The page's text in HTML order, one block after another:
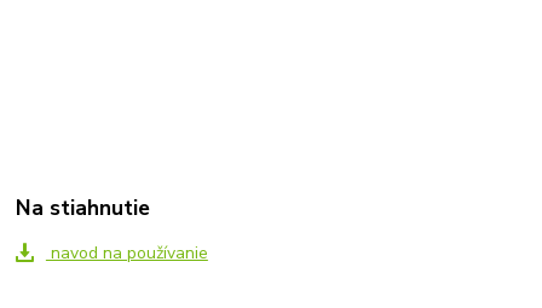
Na stiahnutie
navod na používanie